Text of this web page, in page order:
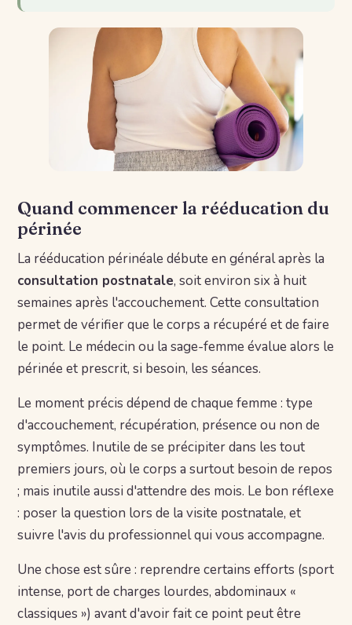
Quand commencer la rééducation du
périnée
La rééducation périnéale débute en général après la
consultation postnatale, soit environ six à huit
semaines après l'accouchement. Cette consultation
permet de vérifier que le corps a récupéré et de faire
le point. Le médecin ou la sage-femme évalue alors le
périnée et prescrit, si besoin, les séances.
Le moment précis dépend de chaque femme : type
d'accouchement, récupération, présence ou non de
symptômes. Inutile de se précipiter dans les tout
premiers jours, où le corps a surtout besoin de repos
; mais inutile aussi d'attendre des mois. Le bon réflexe
: poser la question lors de la visite postnatale, et
suivre l'avis du professionnel qui vous accompagne.
Une chose est sûre : reprendre certains efforts (sport
intense, port de charges lourdes, abdominaux «
classiques ») avant d'avoir fait ce point peut être